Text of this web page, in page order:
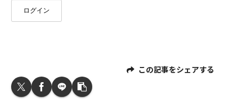
ログイン
この記事をシェアする